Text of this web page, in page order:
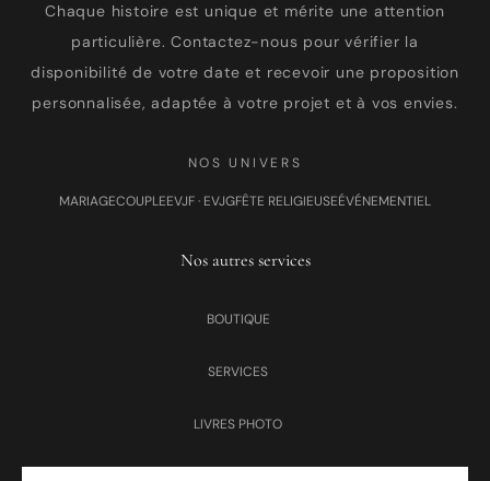
Chaque histoire est unique et mérite une attention
particulière. Contactez-nous pour vérifier la
disponibilité de votre date et recevoir une proposition
personnalisée, adaptée à votre projet et à vos envies.
NOS UNIVERS
MARIAGECOUPLEEVJF · EVJGFÊTE RELIGIEUSEÉVÉNEMENTIEL
Nos autres services
BOUTIQUE
SERVICES
LIVRES PHOTO